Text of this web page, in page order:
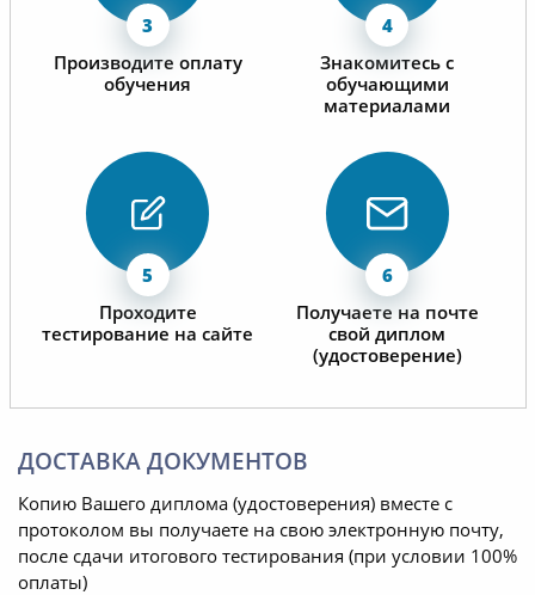
Производите оплату
обучения
Знакомитесь с
обучающими
материалами
Проходите
тестирование на сайте
Получаете на почте
свой диплом
(удостоверение)
ДОСТАВКА ДОКУМЕНТОВ
Копию Вашего диплома (удостоверения) вместе с
протоколом вы получаете на свою электронную почту,
после сдачи итогового тестирования (при условии 100%
оплаты)